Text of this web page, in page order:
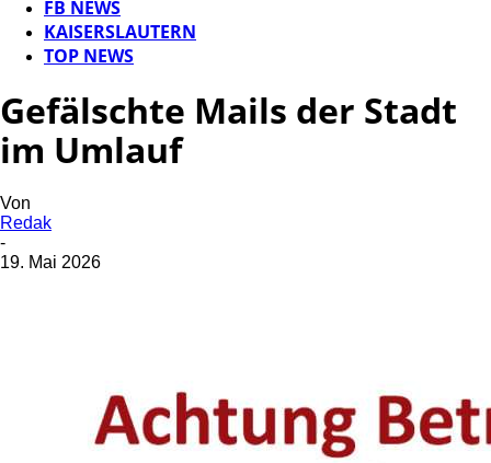
FB NEWS
KAISERSLAUTERN
TOP NEWS
Gefälschte Mails der Stadt
im Umlauf
Von
Redak
-
19. Mai 2026